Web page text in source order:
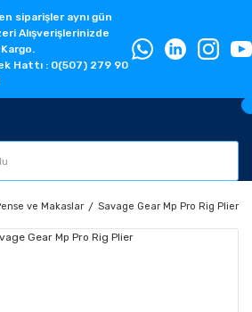
siparişler aynı gün
Alışverişlerinizde
Hattı : 0(507) 279 90
ve Makaslar Savage Gear Mp Pro Rig Plier